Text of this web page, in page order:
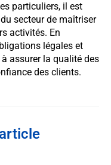
particuliers, il est
secteur de maîtriser
activités. En
légales et
assurer la qualité des
des clients.